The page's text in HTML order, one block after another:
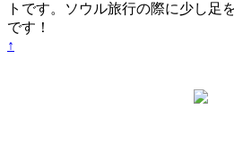
トです。ソウル旅行の際に少し足
です！
↑